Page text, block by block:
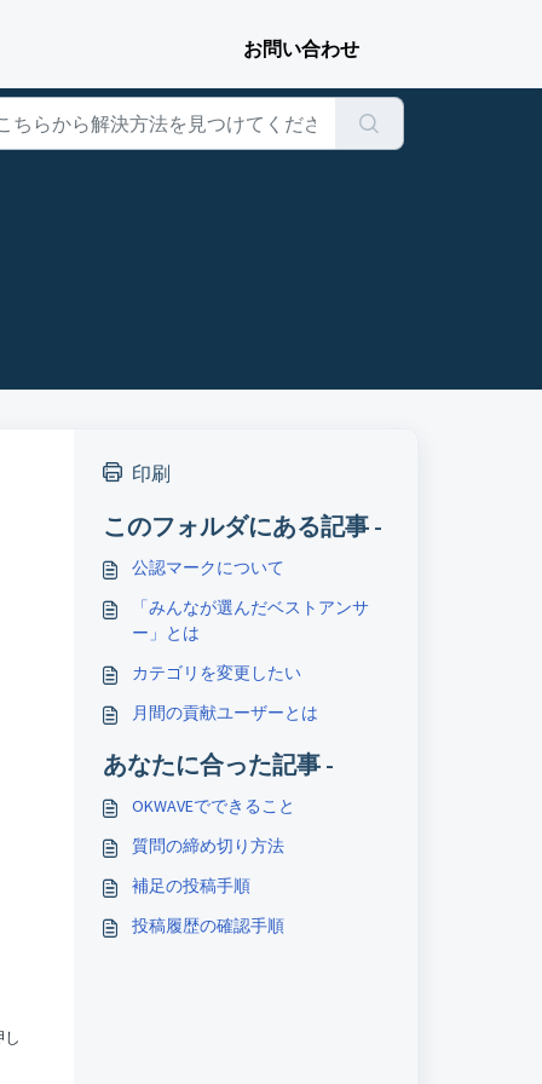
印刷
このフォルダにある記事 -
公認マークについて
「みんなが選んだベストアンサ
ー」とは
カテゴリを変更したい
月間の貢献ユーザーとは
あなたに合った記事 -
OKWAVEでできること
質問の締め切り方法
補足の投稿手順
投稿履歴の確認手順